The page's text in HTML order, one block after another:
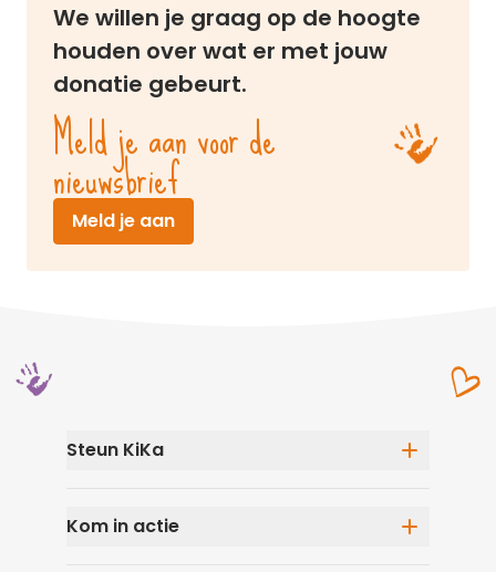
We willen je graag op de hoogte
houden over wat er met jouw
donatie gebeurt.
Meld je aan voor de
nieuwsbrief
Meld je aan(opent in nieuw venster)
Steun KiKa
Maandelijks doneren
Kom in actie